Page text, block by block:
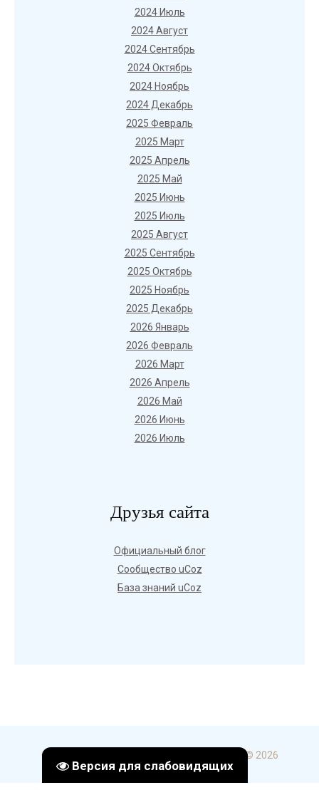
Версия для слабовидящих
2024 Июль
2024 Август
2024 Сентябрь
2024 Октябрь
2024 Ноябрь
2024 Декабрь
2025 Февраль
2025 Март
2025 Апрель
2025 Май
2025 Июнь
2025 Июль
2025 Август
2025 Сентябрь
2025 Октябрь
2025 Ноябрь
2025 Декабрь
2026 Январь
2026 Февраль
2026 Март
2026 Апрель
2026 Май
2026 Июнь
2026 Июль
Друзья сайта
Официальный блог
Сообщество uCoz
База знаний uCoz
Copyright ГБПОУ УКИП и С в г. Стерлитамак © 2026
uCoz